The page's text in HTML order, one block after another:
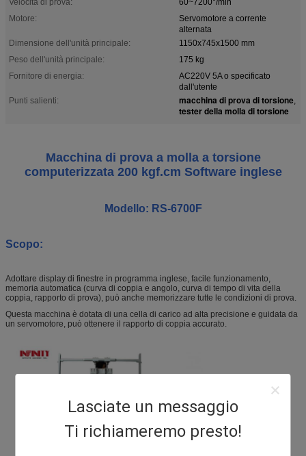
Lasciate un messaggio
Ti richiameremo presto!
Velocità di prova:
60~7200°/min
Motore:
Servomotore a corrente
alternata
Dimensione dell'unità principale:
1150x745x1500 mm
Peso dell'unità principale:
175 kg
Fornitore di energia:
AC220V 5A o specificato
dall'utente
Punti salienti:
macchina di prova di torsione,
tester della molla di torsione
Macchina di prova a molla a torsione
computerizzata 200 kgf.cm Software inglese
Modello: RS-6700F
Scopo:
Adottare display di finestre in programma inglese, facile funzionamento,
memoria automatica (curva di coppia e angolo, curva di tempo di vita della
coppia, rapporto di prova), può anche memorizzare tutte le condizioni di prova.
Questa macchina è dotata di una cella di carico ad alta precisione e guidata da
un servomotore, può ottenere il rapporto di coppia accurato.